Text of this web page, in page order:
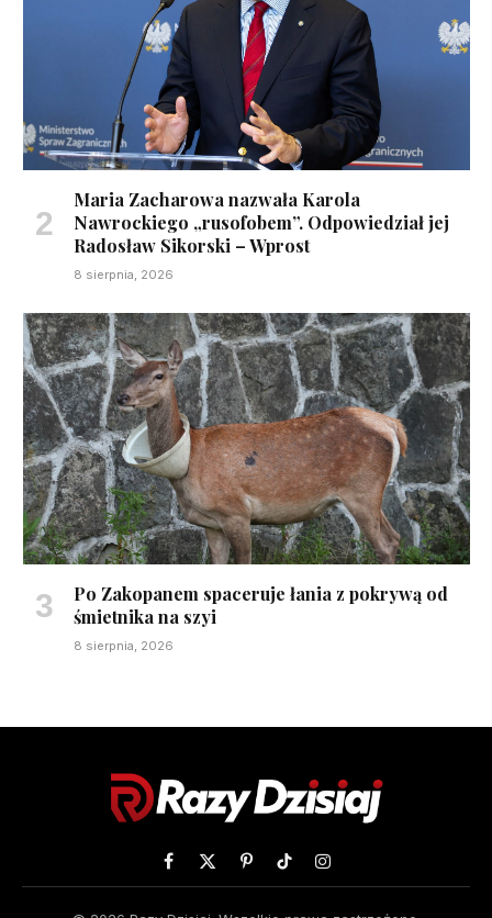
Maria Zacharowa nazwała Karola
Nawrockiego „rusofobem”. Odpowiedział jej
Radosław Sikorski – Wprost
8 sierpnia, 2026
Po Zakopanem spaceruje łania z pokrywą od
śmietnika na szyi
8 sierpnia, 2026
Facebook
X
PinterestTikTokInstagram